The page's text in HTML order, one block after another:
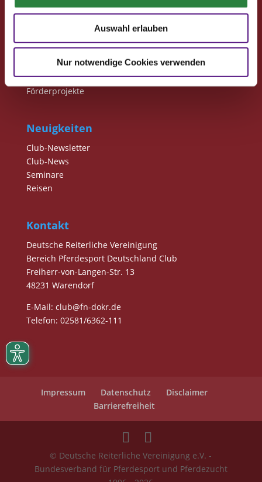
Auswahl erlauben
Nur notwendige Cookies verwenden
Clubmitglieder
Club
Clubmitglied werden
Freunde werben
Förderprojekte
Neuigkeiten
Club-Newsletter
Club-News
Seminare
Reisen
Kontakt
Deutsche Reiterliche Vereinigung
Bereich Pferdesport Deutschland Club
Freiherr-von-Langen-Str. 13
48231 Warendorf
E-Mail: club@fn-dokr.de
Telefon: 02581/6362-111
Impressum Datenschutz
Disclaimer
Barrierefreiheit
© Deutsche Reiterliche Vereinigung e.V. -
Bundesverband für Pferdesport und Pferdezucht